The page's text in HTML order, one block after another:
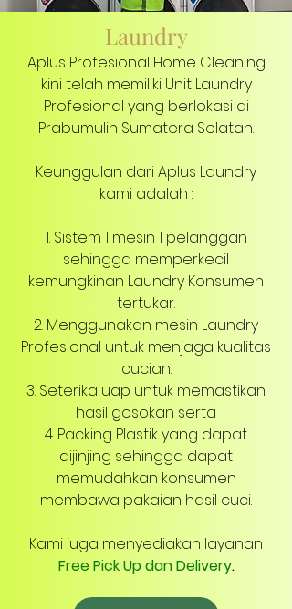
Laundry
Aplus Profesional Home Cleaning
kini telah memiliki Unit Laundry
Profesional yang berlokasi di
Prabumulih Sumatera Selatan.
Keunggulan dari Aplus Laundry
kami adalah :
1. Sistem 1 mesin 1 pelanggan
sehingga memperkecil
kemungkinan Laundry Konsumen
tertukar.
2. Menggunakan mesin Laundry
Profesional untuk menjaga kualitas
cucian.
3. Seterika uap untuk memastikan
hasil gosokan serta
4. Packing Plastik yang dapat
dijinjing sehingga dapat
memudahkan konsumen
membawa pakaian hasil cuci.
Kami juga menyediakan layanan
Free Pick Up dan Delivery.